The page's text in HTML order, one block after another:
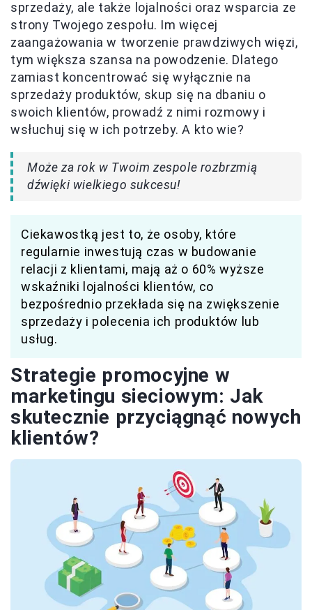
sprzedaży, ale także lojalności oraz wsparcia ze
strony Twojego zespołu. Im więcej
zaangażowania w tworzenie prawdziwych więzi,
tym większa szansa na powodzenie. Dlatego
zamiast koncentrować się wyłącznie na
sprzedaży produktów, skup się na dbaniu o
swoich klientów, prowadź z nimi rozmowy i
wsłuchuj się w ich potrzeby. A kto wie?
Może za rok w Twoim zespole rozbrzmią
dźwięki wielkiego sukcesu!
Ciekawostką jest to, że osoby, które
regularnie inwestują czas w budowanie
relacji z klientami, mają aż o 60% wyższe
wskaźniki lojalności klientów, co
bezpośrednio przekłada się na zwiększenie
sprzedaży i polecenia ich produktów lub
usług.
Strategie promocyjne w
marketingu sieciowym: Jak
skutecznie przyciągnąć nowych
klientów?